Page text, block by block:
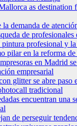
as destination
la demanda de
de profesionales
profesional y
pilar en la reforma de
en Madrid
empresarial
glitter se abre paso
tradicional
encuentran una
de perseguir